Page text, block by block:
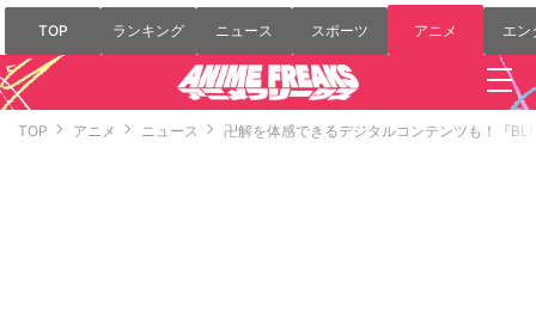
TOP ランキング ニュース スポーツ アニメ エン
TOP アニメ ニュース 卍解を体感できるデジタルコンテンツも！『